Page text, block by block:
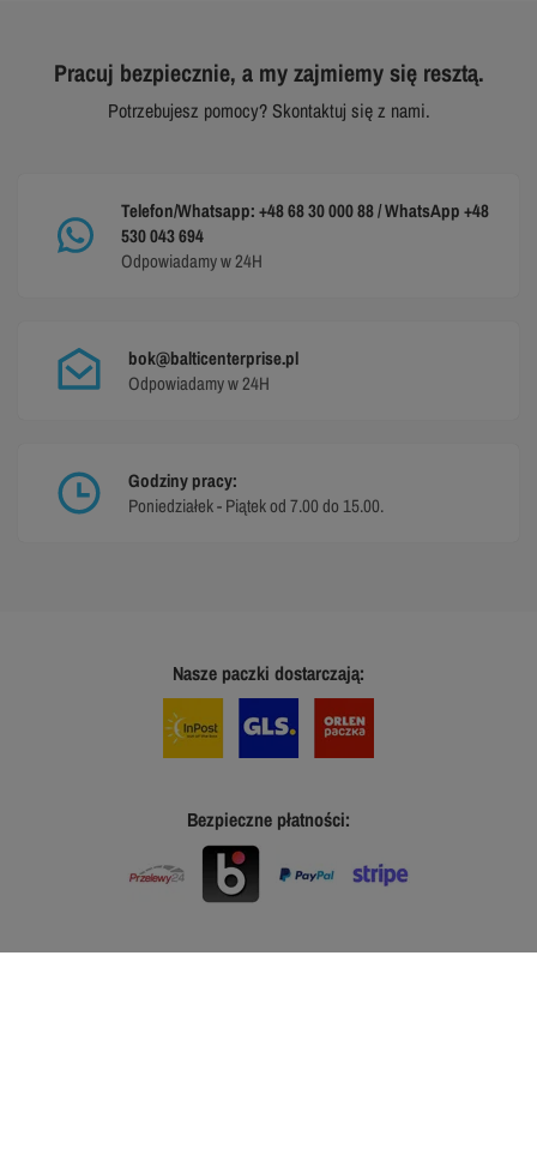
Pracuj bezpiecznie, a my zajmiemy się resztą.
Potrzebujesz pomocy? Skontaktuj się z nami.
Telefon/Whatsapp: +48 68 30 000 88 / WhatsApp +48
530 043 694
Odpowiadamy w 24H
bok@balticenterprise.pl
Odpowiadamy w 24H
Godziny pracy:
Poniedziałek - Piątek od 7.00 do 15.00.
Nasze paczki dostarczają:
Bezpieczne płatności: